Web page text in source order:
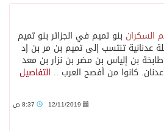
السكران بنو تميم في الجزائر بنو تميم
عدنانية تنتسب إلى تميم بن مر بن إد
بن إلياس بن مضر بن نزار بن معد
كانوا من أفصح العرب .. التفاصيل
12/11/2019